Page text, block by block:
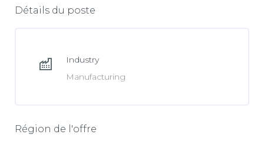
Détails du poste
Industry
Manufacturing
Région de l'offre